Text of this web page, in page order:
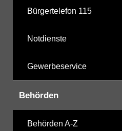
Bürgertelefon 115
Notdienste
Gewerbeservice
Behörden
Behörden A-Z